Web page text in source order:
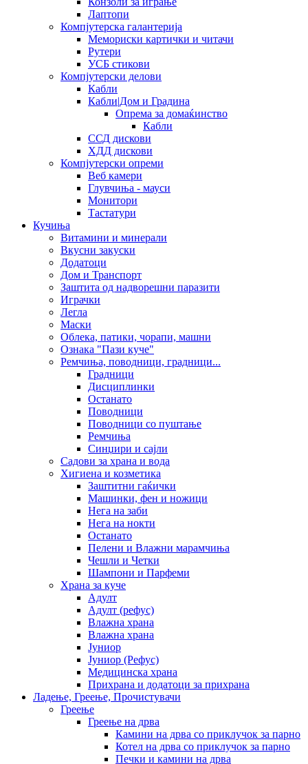
Лаптопи
Компјутерска галантерија
Мемориски картички и читачи
Рутери
УСБ стикови
Компјутерски делови
Кабли
Кабли|Дом и Градина
Опрема за домаќинство
Кабли
ССД дискови
ХДД дискови
Компјутерски опреми
Веб камери
Глувчиња - мауси
Монитори
Тастатури
Кучиња
Витамини и минерали
Вкусни закуски
Додатоци
Дом и Транспорт
Заштита од надворешни паразити
Играчки
Легла
Маски
Облека, патики, чорапи, машни
Ознака "Пази куче"
Ремчиња, поводници, градници...
Градници
Дисциплинки
Останато
Поводници
Поводници со пуштање
Ремчиња
Синџири и сајли
Садови за храна и вода
Хигиена и козметика
Заштитни гаќички
Машинки, фен и ножици
Нега на заби
Нега на нокти
Останато
Пелени и Влажни марамчиња
Чешли и Четки
Шампони и Парфеми
Храна за куче
Адулт
Адулт (рефус)
Влажна храна
Влажна храна
Јуниор
Јуниор (Рефус)
Медицинска храна
Прихрана и додатоци за прихрана
Ладење, Греење, Прочистувачи
Греење
Греење на дрва
Камини на дрва со приклучок за парно
Котел на дрва со приклучок за парно
Печки и камини на дрва